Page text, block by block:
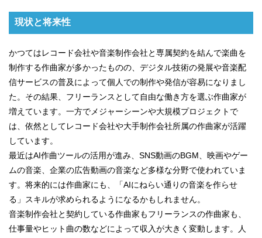
現状と将来性
かつてはレコード会社や音楽制作会社と専属契約を結んで楽曲を
制作する作曲家が多かったものの、デジタル技術の発展や音楽配
信サービスの普及によって個人での制作や発信が容易になりまし
た。その結果、フリーランスとして自由な働き方を選ぶ作曲家が
増えています。一方でメジャーシーンや大規模プロジェクトで
は、依然としてレコード会社や大手制作会社所属の作曲家が活躍
しています。
最近はAI作曲ツールの活用が進み、SNS動画のBGM、映画やゲー
ムの音楽、企業の広告動画の音楽など多様な分野で使われていま
す。将来的には作曲家にも、「AIにねらい通りの音楽を作らせ
る」スキルが求められるようになるかもしれません。
音楽制作会社と契約している作曲家もフリーランスの作曲家も、
仕事量やヒット曲の数などによって収入が大きく変動します。人